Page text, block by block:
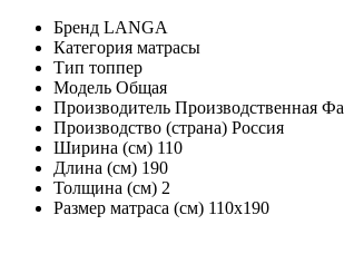
Бренд LANGA
Категория матрасы
Тип топпер
Модель Общая
Производитель Производственная
Производство (страна) Россия
Ширина (см) 110
Длина (см) 190
Толщина (см) 2
Размер матраса (см) 110х190